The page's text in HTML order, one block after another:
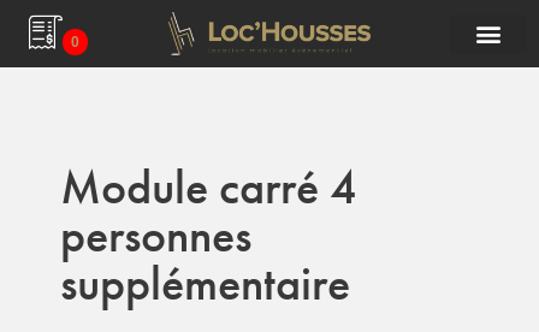
0
Module carré 4
personnes
supplémentaire